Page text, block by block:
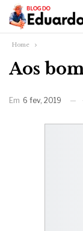
Home
Aos
Em 6 fev, 2019